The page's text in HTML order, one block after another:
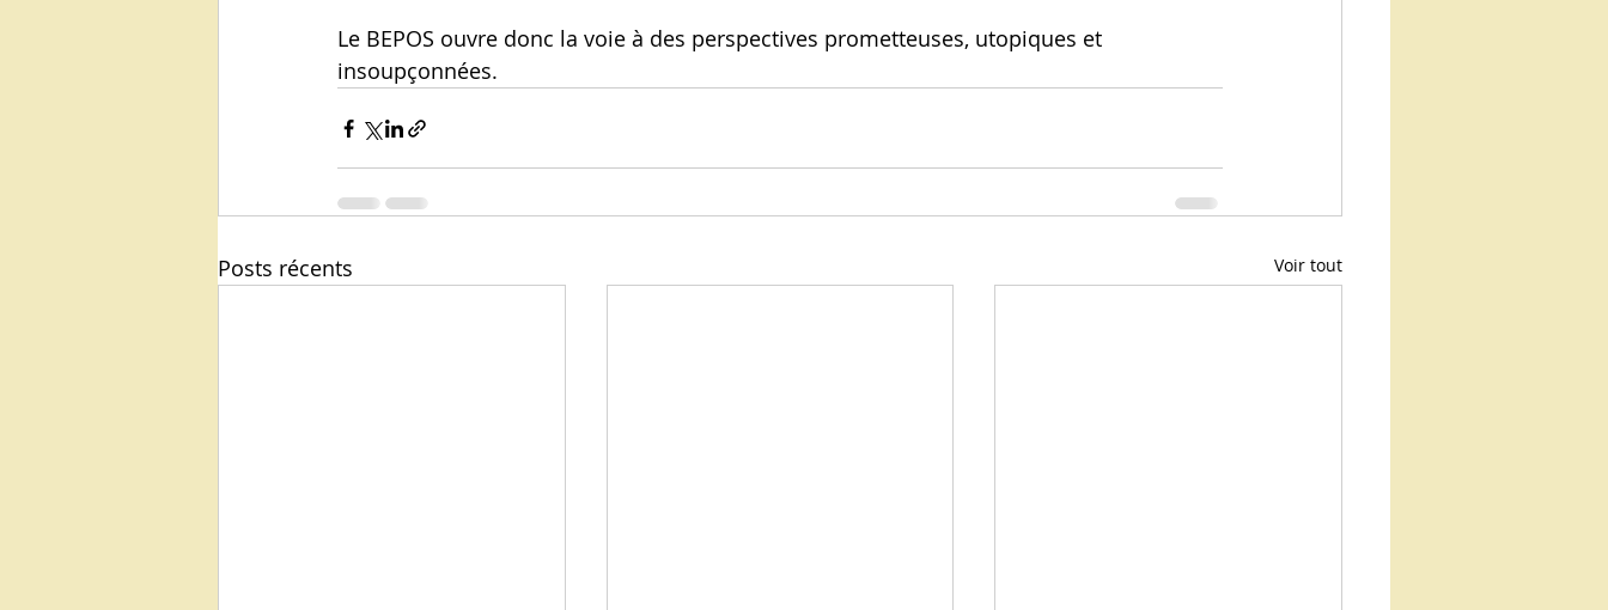
Le BEPOS ouvre donc la voie à des perspectives prometteuses, utopiques et
insoupçonnées.
Posts récents Voir tout